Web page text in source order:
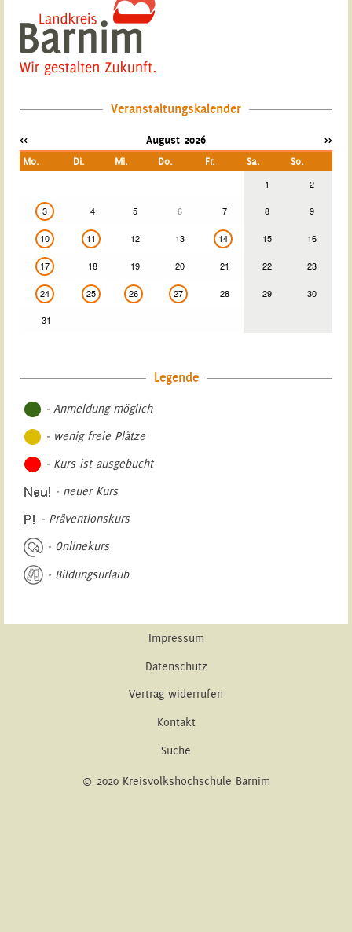
Veranstaltungskalender
<< August 2026 >>
Mo. Di. Mi. Do. Fr. Sa. So.
1 2
3 4 5 6 7 8 9
10 11 12 13 14 15 16
17 18 19 20 21 22 23
24 25 26 27 28 29 30
31
Legende
- Anmeldung möglich
- wenig freie Plätze
- Kurs ist ausgebucht
- neuer Kurs
- Präventionskurs
- Onlinekurs
- Bildungsurlaub
Impressum
Datenschutz
Vertrag widerrufen
Kontakt
Suche
© 2020 Kreisvolkshochschule Barnim